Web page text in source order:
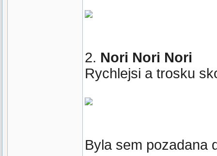
2. Nori Nori Nori
Rychlejsi a trosku
Byla sem pozadana